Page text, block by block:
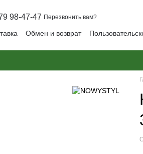
98-47-47 Перезвонить вам?
Обмен и возврат